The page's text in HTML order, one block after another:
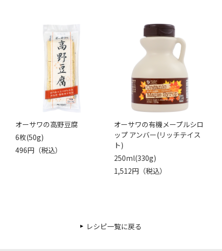
オーサワの高野豆腐
6枚(50g)
496円（税込）
オーサワの有機メープルシロ
ップ アンバー(リッチテイス
ト)
250ml(330g)
1,512円（税込）
レシピ一覧に戻る